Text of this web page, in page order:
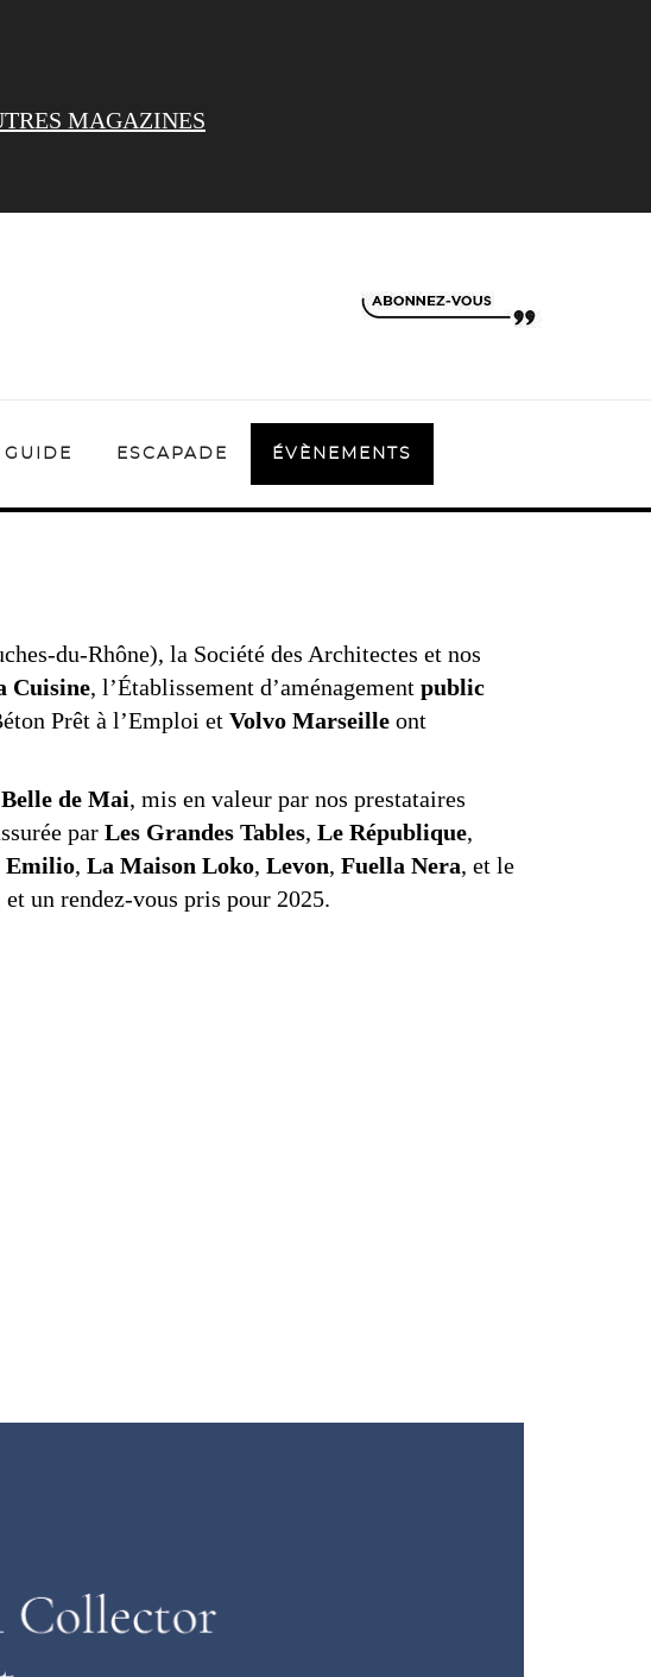
MAGAZINES
ESCAPADE ÉVÈNEMENTS
du-Rhône), la Société des Architectes et nos
Cuisine, l’Établissement d’aménagement public
Prêt à l’Emploi et Volvo Marseille ont
de Mai, mis en valeur par nos prestataires
par Les Grandes Tables, Le République,
Emilio, La Maison Loko, Levon, Fuella Nera, et le
un rendez-vous pris pour 2025.